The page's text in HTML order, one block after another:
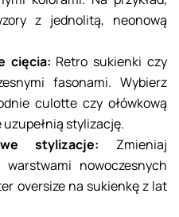
z jednolitą, neonową
cięcia: Retro sukienki czy
fasonami. Wybierz
culotte czy ołówkową
stylizację.
stylizacje: Zmieniaj
nowoczesnych
oversize na sukienkę z lat